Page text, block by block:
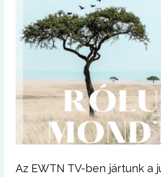
Az EWTN TV-ben jártunk a